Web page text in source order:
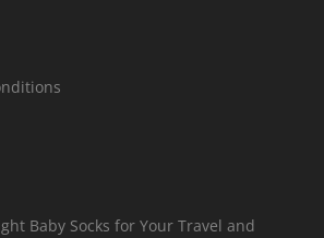
Baby Socks for Your Travel and